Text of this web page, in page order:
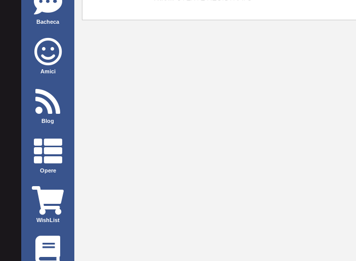
Bacheca
Amici
Blog
Opere
WishList